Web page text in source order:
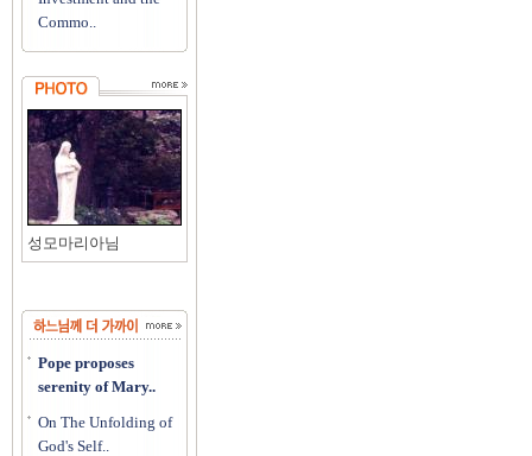
Commo..
성모마리아님
Pope proposes
serenity of Mary..
On The Unfolding of
God's Self..